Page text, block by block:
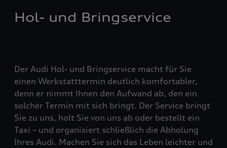
Hol- und Bringservice
Der Audi Hol- und Bringservice macht für Sie
einen Werkstatttermin deutlich komfortabler,
denn er nimmt Ihnen den Aufwand ab, den ein
solcher Termin mit sich bringt. Der Service bringt
Sie zu uns, holt Sie von uns ab oder bestellt ein
Taxi – und organisiert schließlich die Abholung
Ihres Audi. Machen Sie sich das Leben leichter und